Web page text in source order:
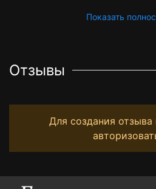
Показать
Отзывы
Для создания